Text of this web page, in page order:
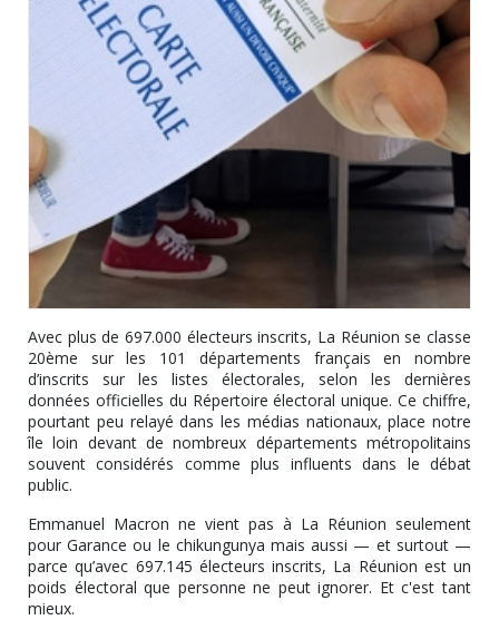
Avec plus de 697.000 électeurs inscrits, La Réunion se classe
20ème sur les 101 départements français en nombre
d’inscrits sur les listes électorales, selon les dernières
données officielles du Répertoire électoral unique. Ce chiffre,
pourtant peu relayé dans les médias nationaux, place notre
îleloin devant de nombreux départements métropolitains
souvent considérés comme plus influents dans le débat
public.
Emmanuel Macron ne vient pas à La Réunion seulement
pour Garance ou le chikungunya mais aussi — et surtout —
parce qu’avec 697.145 électeurs inscrits, La Réunion est un
poids électoral que personne ne peut ignorer. Et c'est tant
mieux.